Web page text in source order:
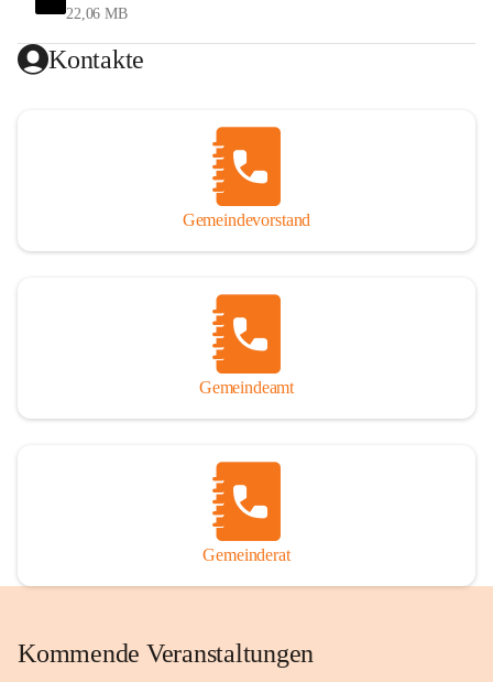
22,06 MB
Kontakte
Gemeindevorstand
Gemeindeamt
Gemeinderat
Kommende Veranstaltungen